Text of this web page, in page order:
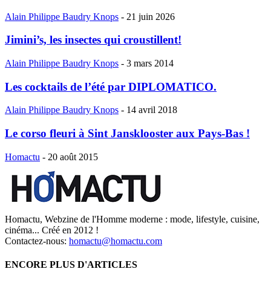
Alain Philippe Baudry Knops - 21 juin 2026
Jimini’s, les insectes qui croustillent!
Alain Philippe Baudry Knops - 3 mars 2014
Les cocktails de l’été par DIPLOMATICO.
Alain Philippe Baudry Knops - 14 avril 2018
Le corso fleuri à Sint Jansklooster aux Pays-Bas !
Homactu - 20 août 2015
Homactu, Webzine de l'Homme moderne : mode, lifestyle, cuisine,
cinéma... Créé en 2012 !
Contactez-nous: homactu@homactu.com
ENCORE PLUS D'ARTICLES